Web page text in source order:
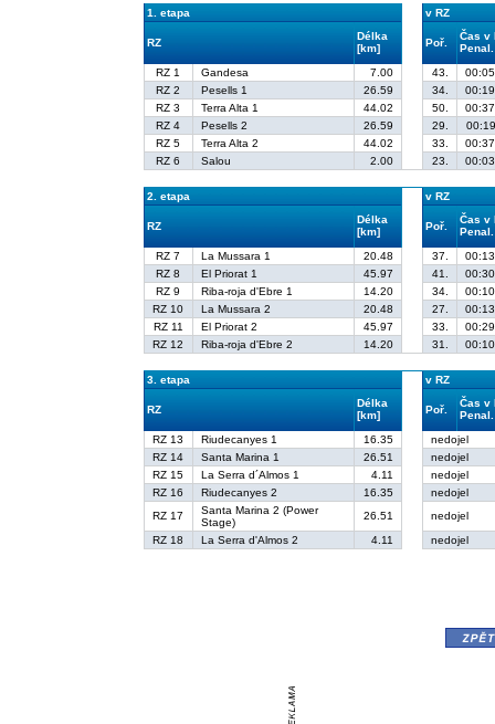
1. etapa v RZ
RZ
Délka
[km]
Poř.
Čas v
Penal.
RZ 1
Gandesa 7.00 43.
RZ 2
Pesells 1 26.59 34.
RZ 3
Terra Alta 1 44.02 50.
RZ 4
Pesells 2 26.59 29.
RZ 5
Terra Alta 2 44.02 33.
RZ 6
Salou 2.00 23.
2. etapa v RZ
RZ
Délka
[km]
Poř.
Čas v
Penal.
RZ 7
La Mussara 1 20.48 37.
RZ 8
El Priorat 1 45.97 41.
RZ 9
Riba-roja d'Ebre 1 14.20 34.
RZ 10
La Mussara 2 20.48 27.
RZ 11
El Priorat 2 45.97 33.
RZ 12
Riba-roja d'Ebre 2 14.20 31.
3. etapa v RZ
RZ
Délka
[km]
Poř.
Čas v
Penal.
RZ 13
Riudecanyes 1 16.35
nedojel
RZ 14
Santa Marina 1 26.51
nedojel
RZ 15
La Serra d´Almos 1 4.11
nedojel
RZ 16
Riudecanyes 2 16.35
nedojel
RZ 17
Santa Marina 2 (Power
Stage)
26.51
nedojel
RZ 18
La Serra d'Almos 2 4.11 nedojel